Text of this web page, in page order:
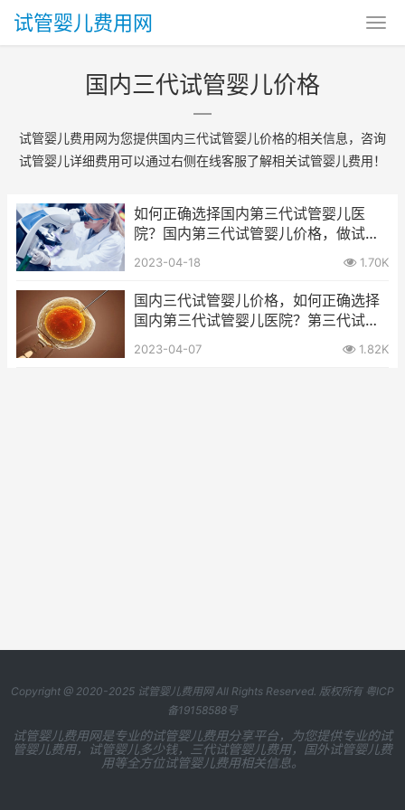
试管婴儿费用网
国内三代试管婴儿价格
试管婴儿费用网为您提供国内三代试管婴儿价格的相关信息，咨询
试管婴儿详细费用可以通过右侧在线客服了解相关试管婴儿费用！
如何正确选择国内第三代试管婴儿医
院？国内第三代试管婴儿价格，做试管
婴儿的全部流程
2023-04-18 1.70K
国内三代试管婴儿价格，如何正确选择
国内第三代试管婴儿医院？第三代试管
婴儿费用包含哪些?
2023-04-07 1.82K
Copyright @ 2020-2025 试管婴儿费用网All Rights Reserved. 版权所有 粤ICP
备19158588号
试管婴儿费用网是专业的试管婴儿费用分享平台，为您提供专业的试
管婴儿费用，试管婴儿多少钱，三代试管婴儿费用，国外试管婴儿费
用等全方位试管婴儿费用相关信息。